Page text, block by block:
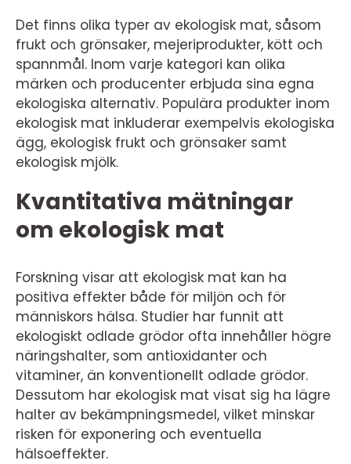
Det finns olika typer av ekologisk mat, såsom
frukt och grönsaker, mejeriprodukter, kött och
spannmål. Inom varje kategori kan olika
märken och producenter erbjuda sina egna
ekologiska alternativ. Populära produkter inom
ekologisk mat inkluderar exempelvis ekologiska
ägg, ekologisk frukt och grönsaker samt
ekologisk mjölk.
Kvantitativa mätningar
om ekologisk mat
Forskning visar att ekologisk mat kan ha
positiva effekter både för miljön och för
människors hälsa. Studier har funnit att
ekologiskt odlade grödor ofta innehåller högre
näringshalter, som antioxidanter och
vitaminer, än konventionellt odlade grödor.
Dessutom har ekologisk mat visat sig ha lägre
halter av bekämpningsmedel, vilket minskar
risken för exponering och eventuella
hälsoeffekter.